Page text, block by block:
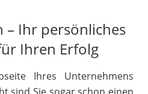
– Ihr persönliches
Ihren Erfolg
Ihres Unternehmens